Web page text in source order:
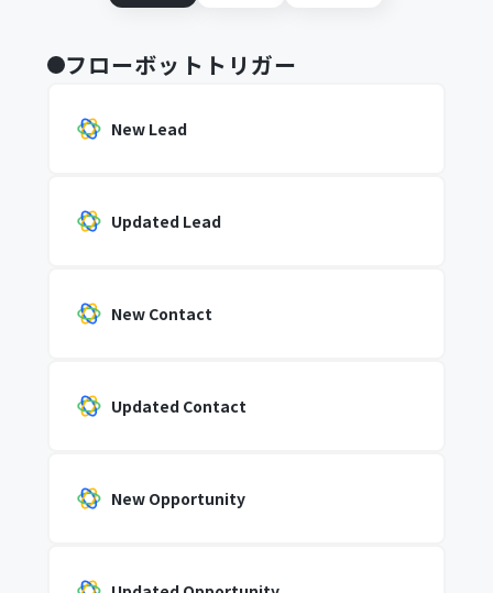
フローボットトリガー
New Lead
Updated Lead
New Contact
Updated Contact
New Opportunity